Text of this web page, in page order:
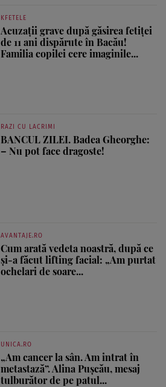
KFETELE
Acuzații grave după găsirea fetiței
de 11 ani dispărute în Bacău!
Familia copilei cere imaginile...
RAZI CU LACRIMI
BANCUL ZILEI. Badea Gheorghe:
– Nu pot face dragoste!
AVANTAJE.RO
Cum arată vedeta noastră, după ce
și-a făcut lifting facial: „Am purtat
ochelari de soare...
UNICA.RO
„Am cancer la sân. Am intrat în
metastază”. Alina Pușcău, mesaj
tulburător de pe patul...